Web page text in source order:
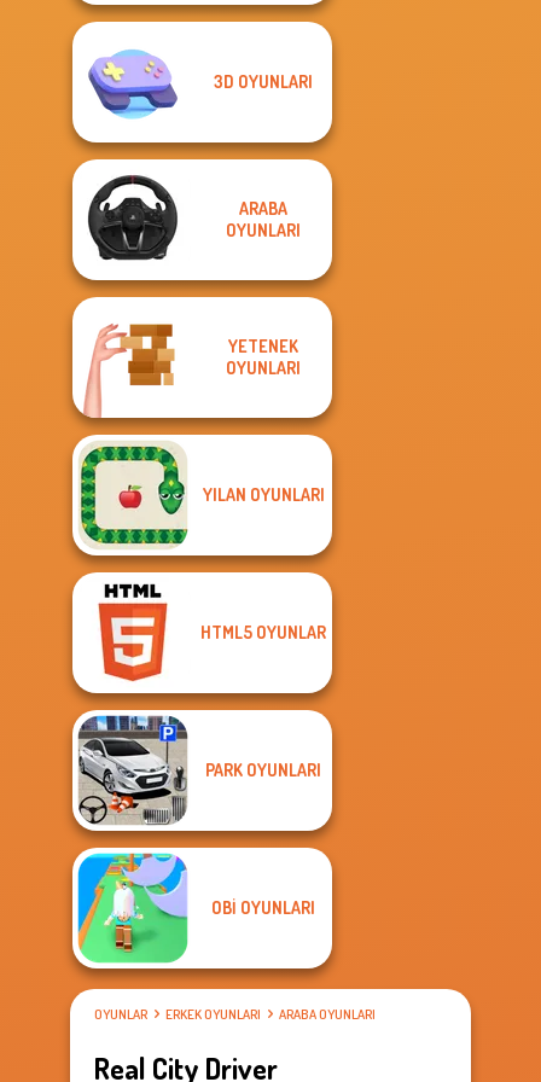
3D OYUNLARI
ARABA
OYUNLARI
YETENEK
OYUNLARI
YILAN OYUNLARI
HTML5 OYUNLAR
PARK OYUNLARI
OBI OYUNLARI
OYUNLAR ERKEK OYUNLARI ARABA OYUNLARI
Real City Driver